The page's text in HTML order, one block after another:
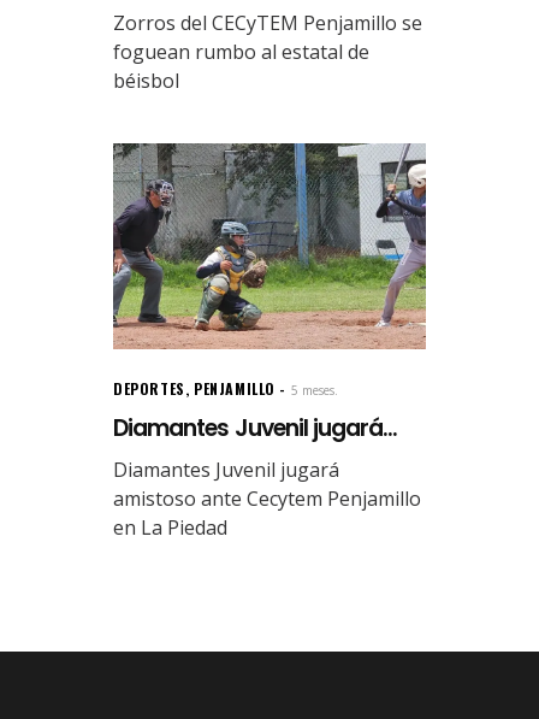
Zorros del CECyTEM Penjamillo se
foguean rumbo al estatal de
béisbol
DEPORTES, PENJAMILLO 5 meses.
Diamantes Juvenil jugará...
Diamantes Juvenil jugará
amistoso ante Cecytem Penjamillo
en La Piedad